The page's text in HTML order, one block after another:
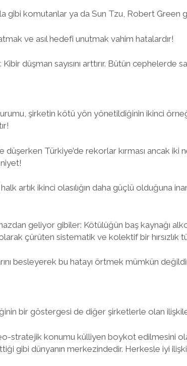
gibi komutanlar ya da Sun Tzu, Robert Green
ve asıl hedefi unutmak vahim hatalardır!
Kibir düşman sayısını arttırır. Bütün cephelerde
şirketin kötü yön yönetildiğinin ikinci
Türkiye’de rekorlar kırması ancak iki
artık ikinci olasılığın daha güçlü olduğuna
geliyor gibiler: Kötülüğün baş kaynağı
çürüten sistematik ve kolektif bir hırsızlık
besleyerek bu hatayı örtmek mümkün
bir göstergesi de diğer şirketlerle olan
stratejik konumu külliyen boykot edilmesini
gibi dünyanın merkezindedir. Herkesle iyi